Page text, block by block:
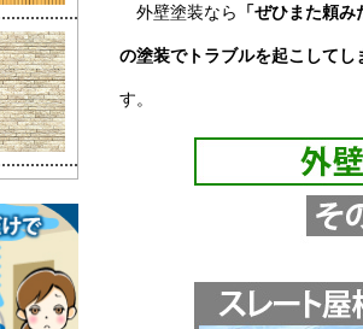
外壁塗装なら 「ぜひまた頼み
の塗装でトラブルを起こしてし
す。